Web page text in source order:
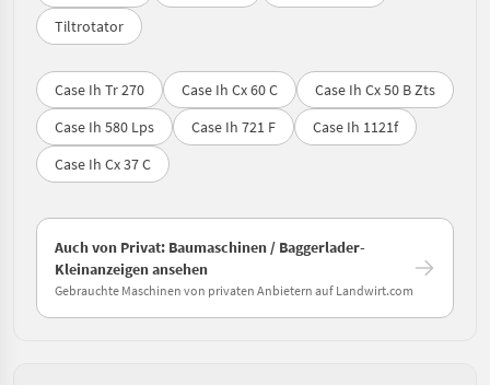
Tiltrotator
Case Ih Tr 270 Case Ih Cx 60 C
Case Ih Cx 50 B Zts
Case Ih 580 Lps
Case Ih 721 F
Case Ih 1121f
Case Ih Cx 37 C
Auch von Privat: Baumaschinen / Baggerlader-
Kleinanzeigen ansehen
Gebrauchte Maschinen von privaten Anbietern auf Landwirt.com